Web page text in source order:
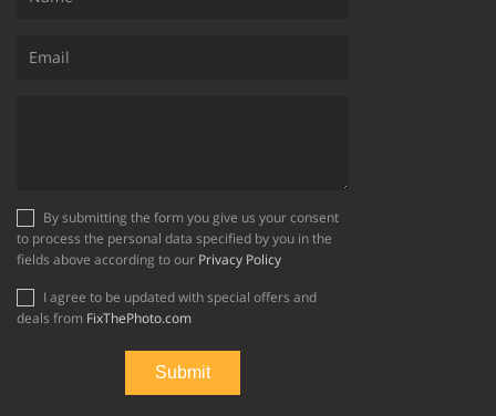
to process the personal data specified by you in the
fields above according to our Privacy Policy
deals from FixThePhoto.com